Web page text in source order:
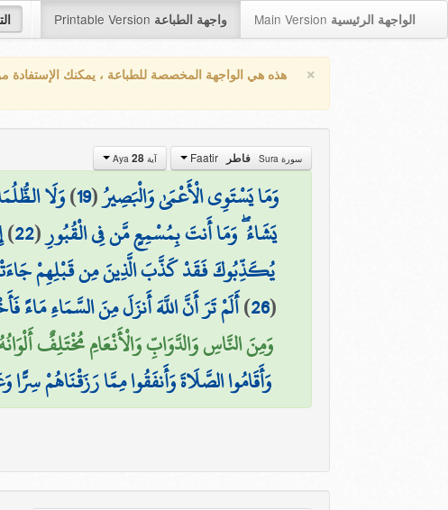
Printable Version واجهة الطباعة Main Version الواجهة الرئيسية
× هذه هي الواجهة المخصصة للطباعة ، يمكنك الإستفادة
سورة Sura فاطر آية Aya 28
وَمَا يَسْتَوِي الْأَعْمَىٰ وَالْبَصِيرُ(
19
)وَلَا
يَشَاءُ ۖ وَمَا أَنتَ بِمُسْمِعٍ مَّن فِي الْقُبُورِ(
22
)
يُكَذِّبُوكَ فَقَدْ كَذَّبَ الَّذِينَ مِن قَبْلِهِمْ
(
26
)أَلَمْ تَرَ أَنَّ اللَّهَ أَنزَلَ مِنَ السَّمَاءِ
وَمِنَ النَّاسِ وَالدَّوَابِّ وَالْأَنْعَامِ مُخْتَلِفٌ
وَأَقَامُوا الصَّلَاةَ وَأَنفَقُوا مِمَّا رَزَقْنَاهُمْ